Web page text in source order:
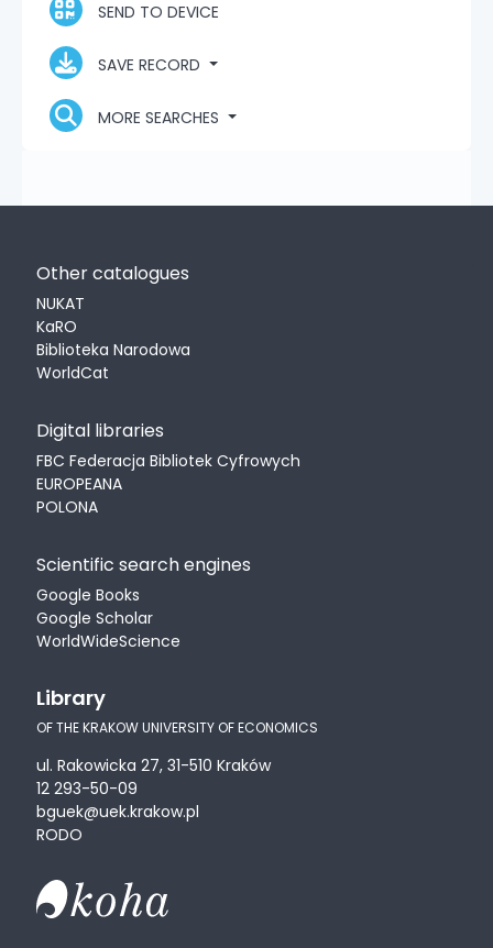
SEND TO DEVICE
SAVE RECORD
MORE SEARCHES
Other catalogues
NUKAT
KaRO
Biblioteka Narodowa
WorldCat
Digital libraries
FBC Federacja Bibliotek Cyfrowych
EUROPEANA
POLONA
Scientific search engines
Google Books
Google Scholar
WorldWideScience
Library
OF THE KRAKOW UNIVERSITY OF ECONOMICS
ul. Rakowicka 27, 31-510 Kraków
12 293-50-09
bguek@uek.krakow.pl
RODO